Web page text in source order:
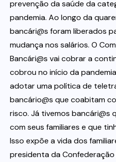
prevenção da saúde da
pandemia. Ao longo da
bancári@s foram liberados
mudança nos salários. O
Bancári@s vai cobrar a
cobrou no início da
adotar uma política de
bancário@s que coabitam
risco. Já tivemos
com seus familiares e que
Isso expõe a vida dos
presidenta da Confederação